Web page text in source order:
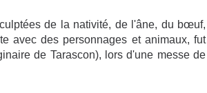
de la nativité, de l'âne, du bœuf,
avec des personnages et animaux, fut
de Tarascon), lors d'une messe de